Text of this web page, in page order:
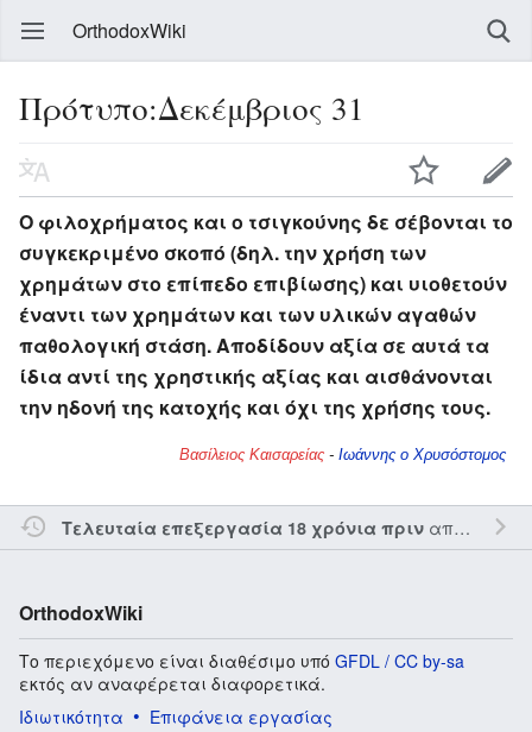
OrthodoxWiki
Πρότυπο:Δεκέμβριος 31
Ο φιλοχρήματος και ο τσιγκούνης δε σέβονται το
συγκεκριμένο σκοπό (δηλ. την χρήση των
χρημάτων στο επίπεδο επιβίωσης) και υιοθετούν
έναντι των χρημάτων και των υλικών αγαθών
παθολογική στάση. Αποδίδουν αξία σε αυτά τα
ίδια αντί της χρηστικής αξίας και αισθάνονται
την ηδονή της κατοχής και όχι της χρήσης τους.
Βασίλειος Καισαρείας- Ιωάννης ο Χρυσόστομος
Τελευταία επεξεργασία 18 χρόνια πριναπό τον την
OrthodoxWiki
Το περιεχόμενο είναι διαθέσιμο υπό GFDL / CC by-sa
εκτός αν αναφέρεται διαφορετικά.
Ιδιωτικότητα
Επιφάνεια εργασίας